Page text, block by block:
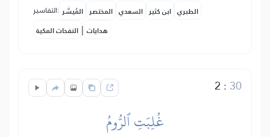
التفاسير: المُيسَّر المختصر السعدي ابن كثير الطبري
النفحات المكية | هدايات
2 : 30
غُلِبَتِ ٱلرُّومُ